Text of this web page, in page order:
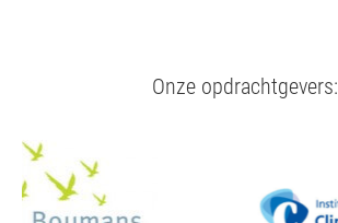
Onze opdrachtgevers: